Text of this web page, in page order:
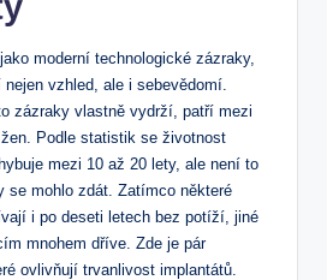
moderní technologické zázraky,
vzhled, ale i sebevědomí.
zázraky vlastně vydrží, patří mezi
Podle statistik se životnost
mezi 10 až 20 lety, ale není to
se mohlo zdát. Zatímco některé
i po deseti letech bez potíží, jiné
mnohem dříve. Zde je pár
ovlivňují trvanlivost implantátů.